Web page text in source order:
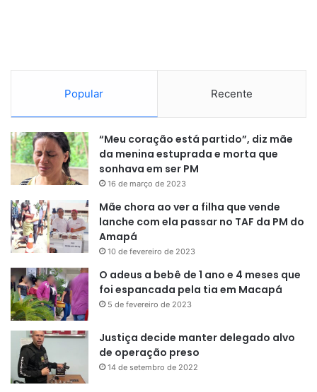
Popular Recente
“Meu coração está partido”, diz mãe
da menina estuprada e morta que
sonhava em ser PM
16 de março de 2023
Mãe chora ao ver a filha que vende
lanche com ela passar no TAF da PM do
Amapá
10 de fevereiro de 2023
O adeus a bebê de 1 ano e 4 meses que
foi espancada pela tia em Macapá
5 de fevereiro de 2023
Justiça decide manter delegado alvo
de operação preso
14 de setembro de 2022